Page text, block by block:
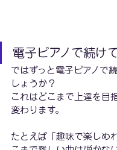
電子ピアノで続け
ではずっと電子ピアノで
しょうか？
これはどこまで上達を目
変わります。
たとえば「趣味で楽しめ